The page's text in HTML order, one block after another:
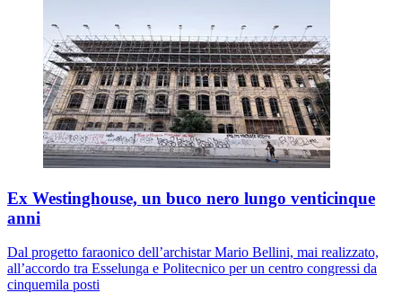
Ex Westinghouse, un buco nero lungo venticinque
anni
Dal progetto faraonico dell’archistar Mario Bellini, mai realizzato,
all’accordo tra Esselunga e Politecnico per un centro congressi da
cinquemila posti